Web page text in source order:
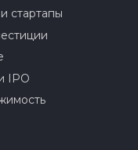
стартапы
IPO